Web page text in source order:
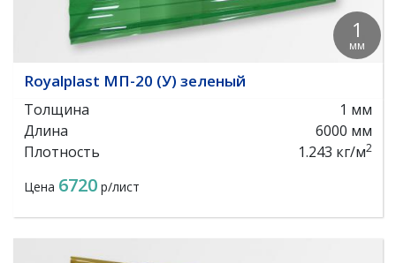
1
мм
Royalplast МП-20 (У) зеленый
Толщина
1 мм
Длина
6000 мм
Плотность
1.243 кг/м2
Цена 6720 р/лист